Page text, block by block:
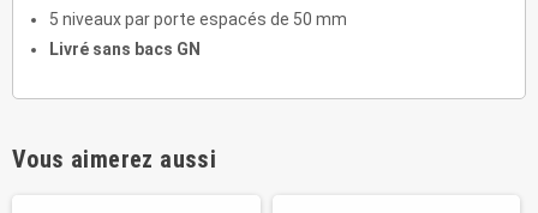
5 niveaux par porte espacés de 50 mm
Livré sans bacs GN
Vous aimerez aussi